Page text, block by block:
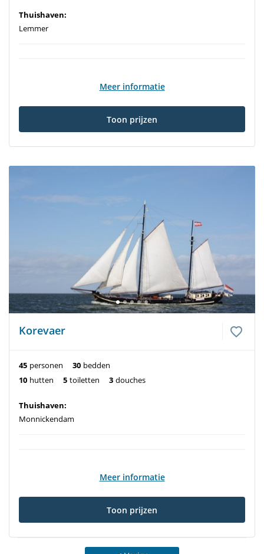
Thuishaven:
Lemmer
Meer informatie
Toon prijzen
Korevaer
45 personen 30 bedden
10 hutten 5 toiletten 3 douches
Thuishaven:
Monnickendam
Meer informatie
Toon prijzen